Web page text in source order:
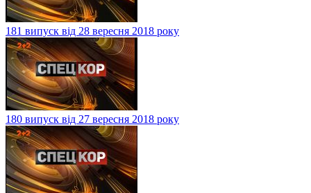
181 випуск від 28 вересня 2018 року
180 випуск від 27 вересня 2018 року